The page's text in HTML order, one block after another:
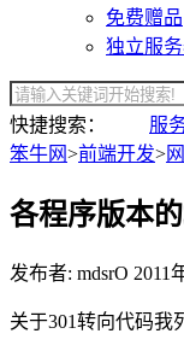
免费赠品
独立服
快捷搜索： 服
笨牛网>前端开发>
各程序版本
发布者: mdsrO 2011
关于301转向代码我